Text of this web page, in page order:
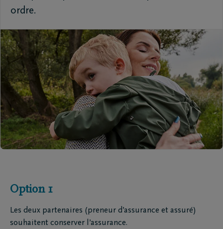
ordre.
Option 1
Les deux partenaires (preneur d’assurance et assuré)
souhaitent conserver l’assurance.